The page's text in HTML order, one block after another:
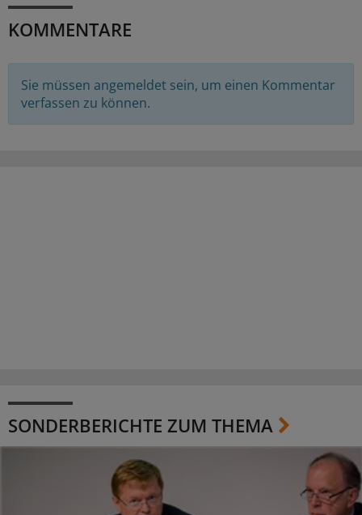
KOMMENTARE
Sie müssen angemeldet sein, um einen Kommentar
verfassen zu können.
SONDERBERICHTE ZUM THEMA